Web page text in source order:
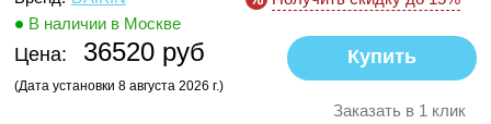
В наличии в Москве
Цена: 36520 руб
(Дата установки 8 августа 2026 г.)
Заказать в 1 клик